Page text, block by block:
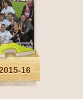
16